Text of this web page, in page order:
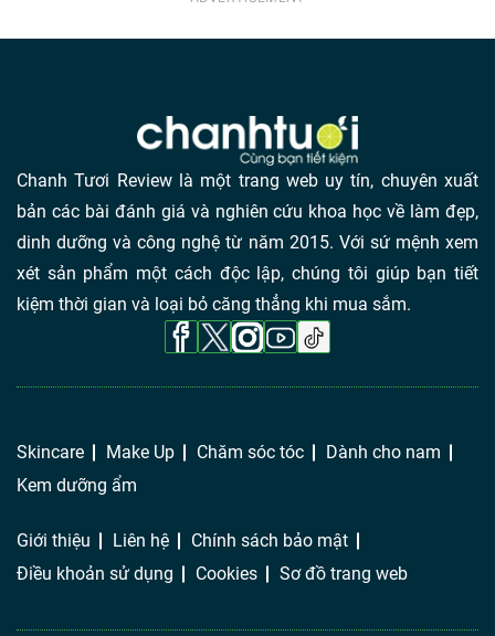
Chanh Tươi Review là một trang web uy tín, chuyên xuất
bản các bài đánh giá và nghiên cứu khoa học về làm đẹp,
dinh dưỡng và công nghệ từ năm 2015. Với sứ mệnh xem
xét sản phẩm một cách độc lập, chúng tôi giúp bạn tiết
kiệm thời gian và loại bỏ căng thẳng khi mua sắm.
Skincare Make Up Chăm sóc tóc
Dành cho nam
Kem dưỡng ẩm
Giới thiệu Liên hệ
Chính sách bảo mật
Điều khoản sử dụng
Cookies Sơ đồ trang web